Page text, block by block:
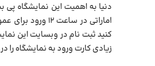
دنیا به اهمیت این نمایشگاه پی
اماراتی در
کنید ثبت نام در وبسایت این
زیادی کارت ورود به نمایشگاه را